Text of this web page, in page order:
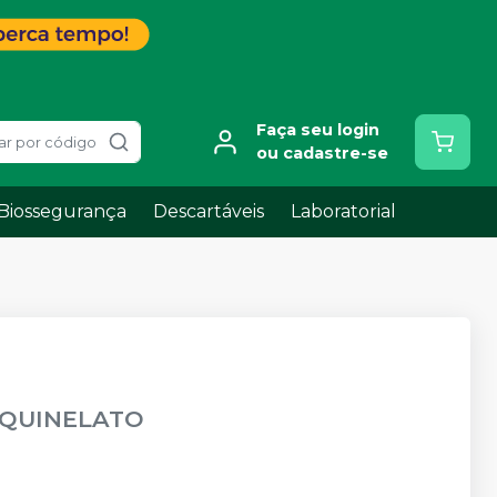
por código
Faça seu login
ou cadastre-se
Descartáveis Laboratorial
QUINELATO